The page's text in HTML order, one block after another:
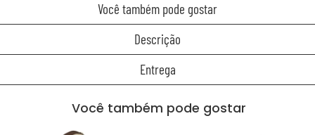
Você também pode gostar
Descrição
Entrega
Você também pode gostar